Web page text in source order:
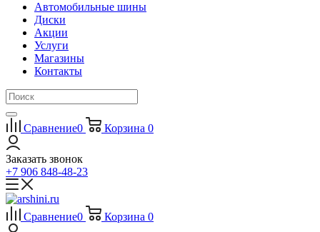
Автомобильные шины
Диски
Акции
Услуги
Магазины
Контакты
Сравнение0 Корзина 0
Заказать звонок
+7 906 848-48-23
Сравнение0 Корзина 0